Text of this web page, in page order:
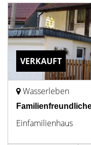
VERKAUFT
Wasserleben
Einfamilienhaus